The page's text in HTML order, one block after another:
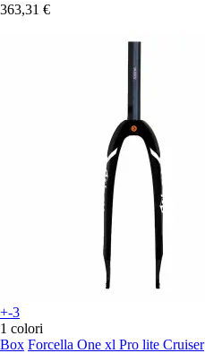
363,31 €
+-3
1 colori
Box Forcella One xl Pro lite Cruiser